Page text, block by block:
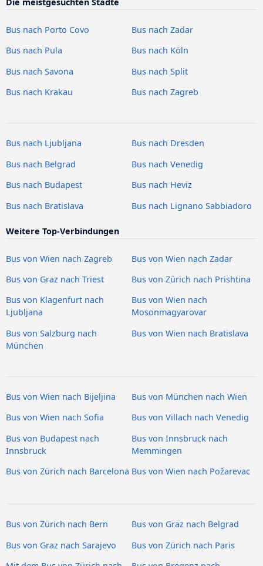
Bus nach Porto Covo
Bus nach Zadar
Bus nach Pula
Bus nach Köln
Bus nach Savona
Bus nach Split
Bus nach Krakau
Bus nach Zagreb
Bus nach Ljubljana
Bus nach Dresden
Bus nach Belgrad
Bus nach Venedig
Bus nach Budapest
Bus nach Heviz
Bus nach Bratislava
Bus nach Lignano Sabbiadoro
Weitere Top-Verbindungen
Bus von Wien nach Zagreb
Bus von Wien nach Zadar
Bus von Graz nach Triest
Bus von Zürich nach Prishtina
Bus von Klagenfurt nach
Ljubljana
Bus von Wien nach
Mosonmagyarovar
Bus von Salzburg nach
München
Bus von Wien nach Bratislava
Bus von Wien nach Bijeljina
Bus von München nach Wien
Bus von Wien nach Sofia
Bus von Villach nach Venedig
Bus von Budapest nach
Innsbruck
Bus von Innsbruck nach
Memmingen
Bus von Zürich nach Barcelona Bus von Wien nach Požarevac
Bus von Zürich nach Bern
Bus von Graz nach Belgrad
Bus von Graz nach Sarajevo
Bus von Zürich nach Paris